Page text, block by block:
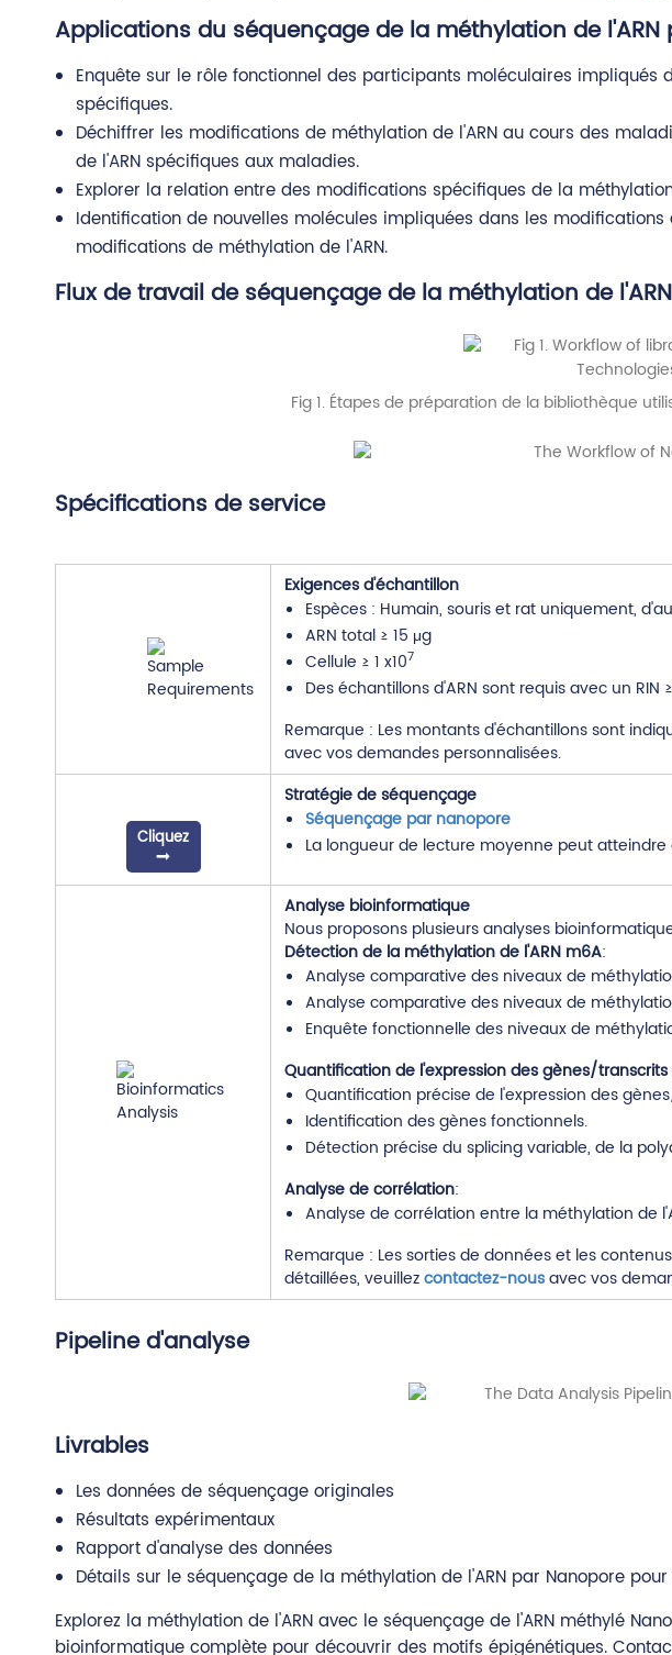
Applications du séquençage de la méthylation de l'ARN
Enquête sur le rôle fonctionnel des participants moléculaires
spécifiques.
Déchiffrer les modifications de méthylation de l'ARN au cours des
de l'ARN spécifiques aux maladies.
Explorer la relation entre des modifications spécifiques de la
Identification de nouvelles molécules impliquées dans les
modifications de méthylation de l'ARN.
Flux de travail de séquençage de la méthylation de
Fig 1. Étapes de préparation de la bibliothèque
Spécifications de service
Exigences d'échantillon
Espèces : Humain, souris et rat uniquement,
ARN total ≥ 15 μg
Cellule ≥ 1 x107
Des échantillons d'ARN sont requis avec un RIN
Remarque : Les montants d'échantillons sont
avec vos demandes personnalisées.
Cliquez
Stratégie de séquençage
Séquençage par nanopore
La longueur de lecture moyenne peut
Analyse bioinformatique
Nous proposons plusieurs analyses
Détection de la méthylation de l'ARN m6A:
Analyse comparative des niveaux de
Analyse comparative des niveaux de
Enquête fonctionnelle des niveaux de
Quantification de l'expression des gènes/
Quantification précise de l'expression des
Identification des gènes fonctionnels.
Détection précise du splicing variable, de la
Analyse de corrélation:
Analyse de corrélation entre la méthylation de
Remarque : Les sorties de données et les
détaillées, veuillezcontactez-nousavec vos
Pipeline d'analyse
Livrables
Les données de séquençage originales
Résultats expérimentaux
Rapport d'analyse des données
Détails sur le séquençage de la méthylation de l'ARN par Nanopore
Explorez la méthylation de l'ARN avec le séquençage de l'ARN méthylé
bioinformatique complète pour découvrir des motifs épigénétiques.